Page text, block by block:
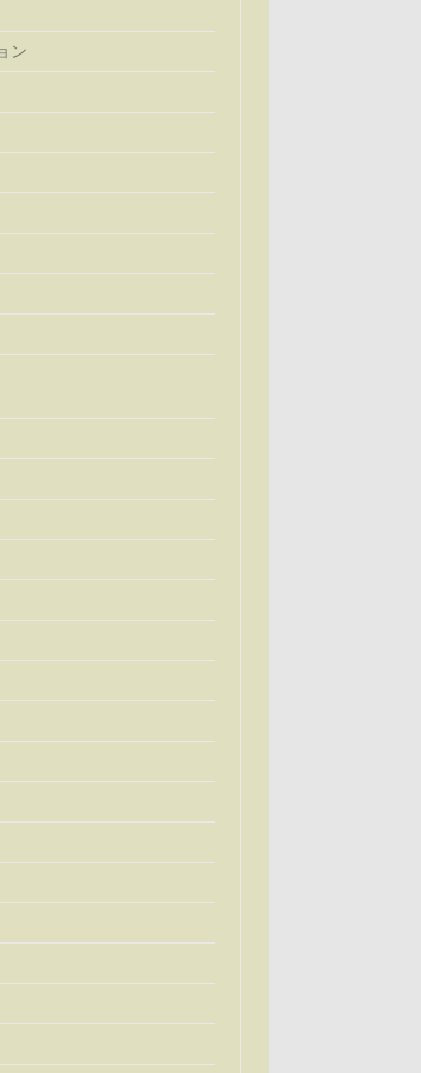
ン